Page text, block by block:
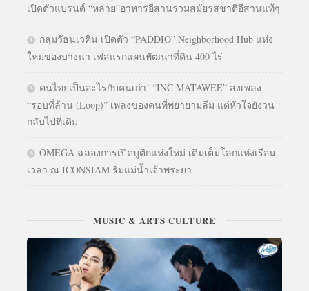
เปิดตัวแบรนด์ “หลาย”อาหารอีสานร่วมสมัยรสชาติอีสานแท้ๆ
กลุ่มวัธนเวคิน เปิดตัว “PADDIO” Neighborhood Hub แห่ง
ใหม่ของบางนา เฟสแรกแผนพัฒนาที่ดิน 400 ไร่
คนไทยเป็นอะไรกับคนเก่า! “INC MATAWEE” ส่งเพลง
“รอบที่ล้าน (Loop)” เพลงของคนที่พยายามลืม แต่หัวใจยังวน
กลับไปที่เดิม
OMEGA ฉลองการเปิดบูติกแห่งใหม่ เติมเต็มโลกแห่งเรือน
เวลา ณ ICONSIAM ริมแม่น้ำเจ้าพระยา
MUSIC & ARTS CULTURE